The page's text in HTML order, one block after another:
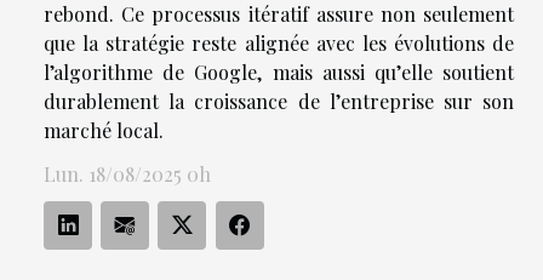
rebond. Ce processus itératif assure non seulement
que la stratégie reste alignée avec les évolutions de
l’algorithme de Google, mais aussi qu’elle soutient
durablement la croissance de l’entreprise sur son
marché local.
Lun. 18/08/2025 0h